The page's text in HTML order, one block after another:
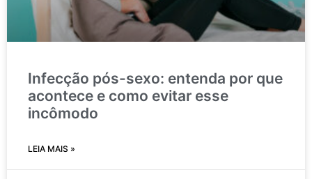
Infecção pós-sexo: entenda por que
acontece e como evitar esse
incômodo
LEIA MAIS »